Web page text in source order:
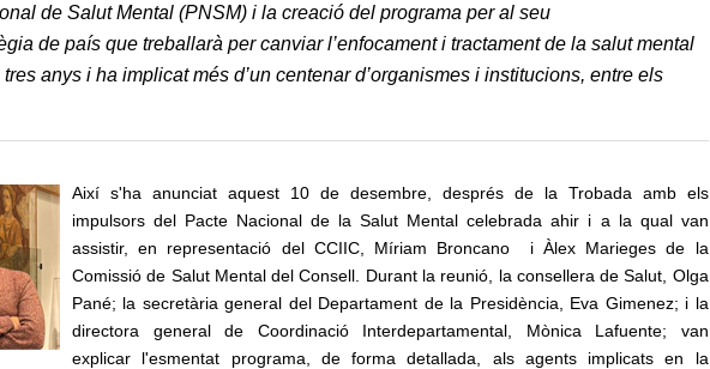
de Salut Mental (PNSM) i la creació del programa per al seu
de país que treballarà per canviar l’enfocament i tractament de la salut mental
anys i ha implicat més d’un centenar d’organismes i institucions, entre els
Així s'ha anunciat aquest 10 de desembre, després de la Trobada amb els
impulsors del Pacte Nacional de la Salut Mental celebrada ahir i a la qual van
assistir, en representació del CCIIC, Míriam Broncano i Àlex Marieges de la
Comissió de Salut Mental del Consell. Durant la reunió, la consellera de Salut, Olga
Pané; la secretària general del Departament de la Presidència, Eva Gimenez; i la
directora general de Coordinació Interdepartamental, Mònica Lafuente; van
explicar l'esmentat programa, de forma detallada, als agents implicats en la